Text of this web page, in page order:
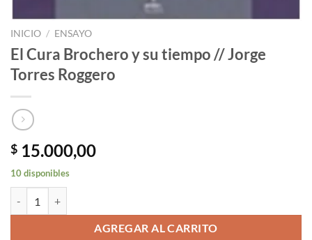
INICIO / ENSAYO
El Cura Brochero y su tiempo // Jorge
Torres Roggero
$ 15.000,00
10 disponibles
AGREGAR AL CARRITO